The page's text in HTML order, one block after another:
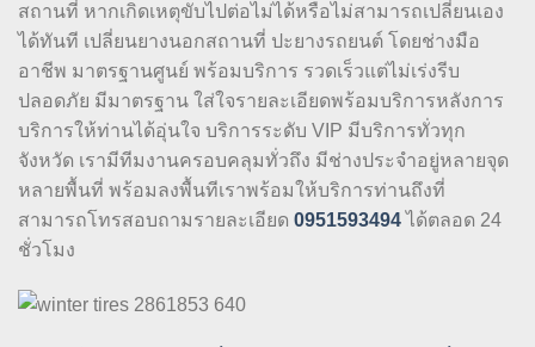
สถานที่ หากเกิดเหตุขับไปต่อไม่ได้หรือไม่สามารถเปลี่ยนเอง
ได้ทันที เปลี่ยนยางนอกสถานที่ ปะยางรถยนต์ โดยช่างมือ
อาชีพ มาตรฐานศูนย์ พร้อมบริการ รวดเร็วแต่ไม่เร่งรีบ
ปลอดภัย มีมาตรฐาน ใส่ใจรายละเอียดพร้อมบริการหลังการ
บริการให้ท่านได้อุ่นใจ บริการระดับ VIP มีบริการทั่วทุก
จังหวัด เรามีทีมงานครอบคลุมทั่วถึง มีช่างประจำอยู่หลายจุด
หลายพื้นที่ พร้อมลงพื้นทีเราพร้อมให้บริการท่านถึงที่
สามารถโทรสอบถามรายละเอียด 0951593494ได้ตลอด 24
ชั่วโมง